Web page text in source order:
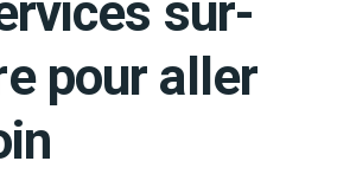
sur-
pour aller